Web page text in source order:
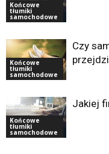
Końcowe
tłumiki
samochodowe
Końcowe
tłumiki
samochodowe
Czy
Końcowe
tłumiki
samochodowe
Jakiej